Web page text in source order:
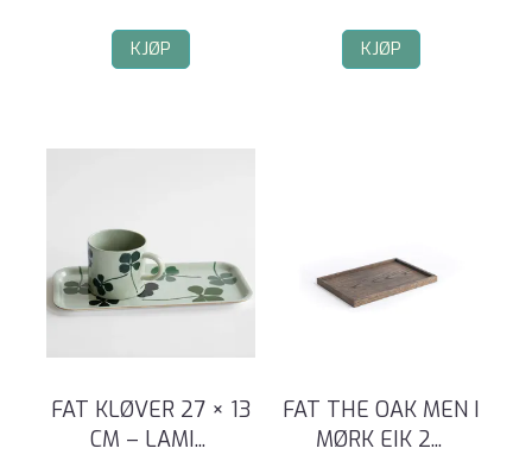
KJØP KJØP
FAT KLØVER 27 × 13
CM – LAMI...
FAT THE OAK MEN I
MØRK EIK 2...